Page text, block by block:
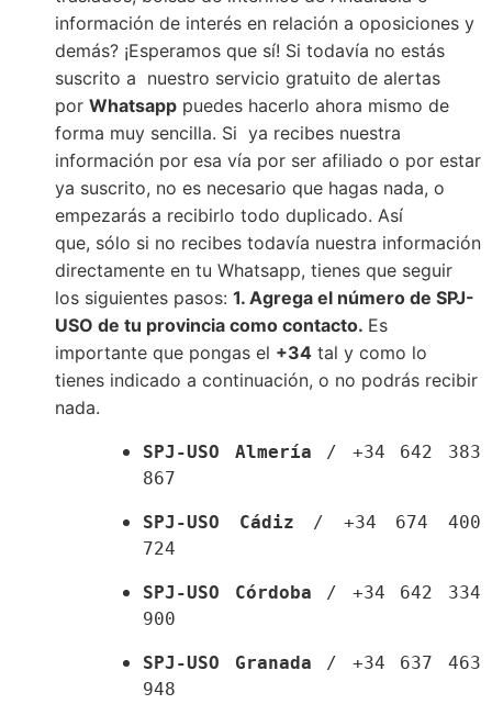
información de interés en relación a oposiciones y
demás? ¡Esperamos que sí! Si todavía no estás
suscrito a  nuestro servicio gratuito de alertas
por Whatsapp puedes hacerlo ahora mismo de
forma muy sencilla. Si  ya recibes nuestra
información por esa vía por ser afiliado o por estar
ya suscrito, no es necesario que hagas nada, o
empezarás a recibirlo todo duplicado. Así
que, sólo si no recibes todavía nuestra información
directamente en tu Whatsapp, tienes que seguir
los siguientes pasos: 1. Agrega el número de SPJ-
USO de tu provincia como contacto. Es
importante que pongas el +34 tal y como lo
tienes indicado a continuación, o no podrás recibir
nada.
SPJ-USO Almería / +34 642 383
867
SPJ-USO Cádiz / +34 674 400
724
SPJ-USO Córdoba / +34 642 334
900
SPJ-USO Granada / +34 637 463
948